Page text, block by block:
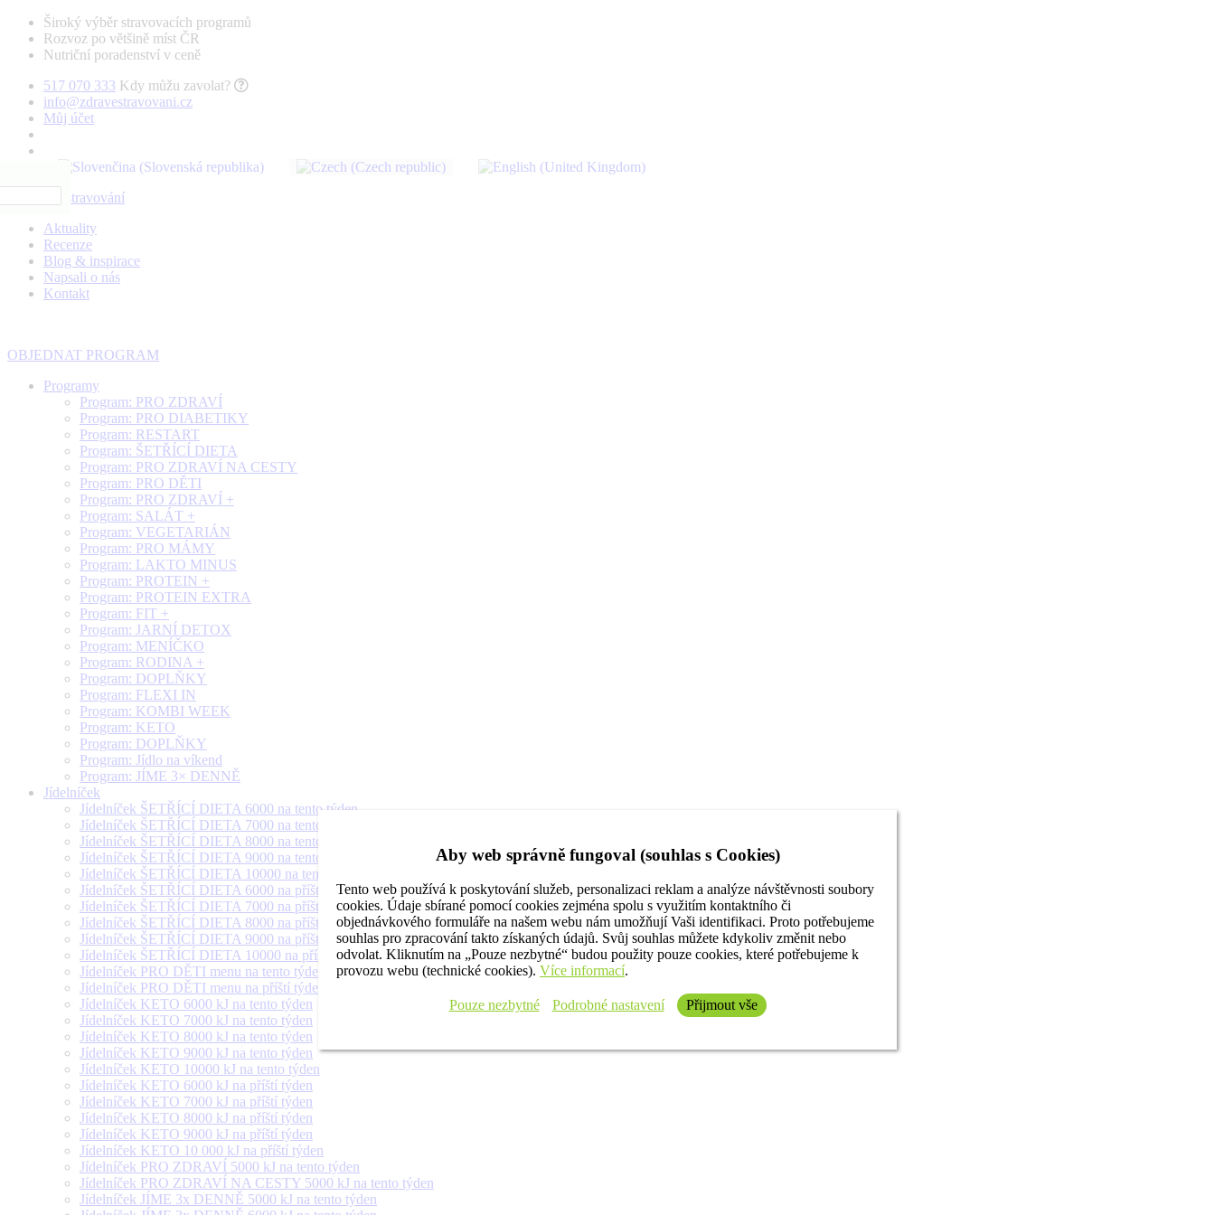
Aby web správně fungoval (souhlas s Cookies)
Tento web používá k poskytování služeb, personalizaci reklam a analýze návštěvnosti soubory
cookies. Údaje sbírané pomocí cookies zejména spolu s využitím kontaktního či
objednávkového formuláře na našem webu nám umožňují Vaši identifikaci. Proto potřebujeme
souhlas pro zpracování takto získaných údajů. Svůj souhlas můžete kdykoliv změnit nebo
odvolat. Kliknutím na „Pouze nezbytné“ budou použity pouze cookies, které potřebujeme k
provozu webu (technické cookies). Více informací.
Pouze nezbytné Podrobné nastavení Přijmout vše
Široký výběr stravovacích programů
Rozvoz po většině míst ČR
Nutriční poradenství v ceně
517 070 333 Kdy můžu zavolat?
info@zdravestravovani.cz
Můj účet
Aktuality
Recenze
Blog & inspirace
Napsali o nás
Kontakt
OBJEDNAT PROGRAM
Programy
Program: PRO ZDRAVÍ
Program: PRO DIABETIKY
Program: RESTART
Program: ŠETŘÍCÍ DIETA
Program: PRO ZDRAVÍ NA CESTY
Program: PRO DĚTI
Program: PRO ZDRAVÍ +
Program: SALÁT +
Program: VEGETARIÁN
Program: PRO MÁMY
Program: LAKTO MINUS
Program: PROTEIN +
Program: PROTEIN EXTRA
Program: FIT +
Program: JARNÍ DETOX
Program: MENÍČKO
Program: RODINA +
Program: DOPLŇKY
Program: FLEXI IN
Program: KOMBI WEEK
Program: KETO
Program: DOPLŇKY
Program: Jídlo na víkend
Program: JÍME 3× DENNĚ
Jídelníček
Jídelníček ŠETŘÍCÍ DIETA 6000 na tento týden
Jídelníček ŠETŘÍCÍ DIETA 7000 na tento týden
Jídelníček ŠETŘÍCÍ DIETA 8000 na tento týden
Jídelníček ŠETŘÍCÍ DIETA 9000 na tento týden
Jídelníček ŠETŘÍCÍ DIETA 10000 na tento týden
Jídelníček ŠETŘÍCÍ DIETA 6000 na příští týden
Jídelníček ŠETŘÍCÍ DIETA 7000 na příští týden
Jídelníček ŠETŘÍCÍ DIETA 8000 na příští týden
Jídelníček ŠETŘÍCÍ DIETA 9000 na příští týden
Jídelníček ŠETŘÍCÍ DIETA 10000 na příští týden
Jídelníček PRO DĚTI menu na tento týden
Jídelníček PRO DĚTI menu na příští týden
Jídelníček KETO 6000 kJ na tento týden
Jídelníček KETO 7000 kJ na tento týden
Jídelníček KETO 8000 kJ na tento týden
Jídelníček KETO 9000 kJ na tento týden
Jídelníček KETO 10000 kJ na tento týden
Jídelníček KETO 6000 kJ na příští týden
Jídelníček KETO 7000 kJ na příští týden
Jídelníček KETO 8000 kJ na příští týden
Jídelníček KETO 9000 kJ na příští týden
Jídelníček KETO 10 000 kJ na příští týden
Jídelníček PRO ZDRAVÍ 5000 kJ na tento týden
Jídelníček PRO ZDRAVÍ NA CESTY 5000 kJ na tento týden
Jídelníček JÍME 3x DENNĚ 5000 kJ na tento týden